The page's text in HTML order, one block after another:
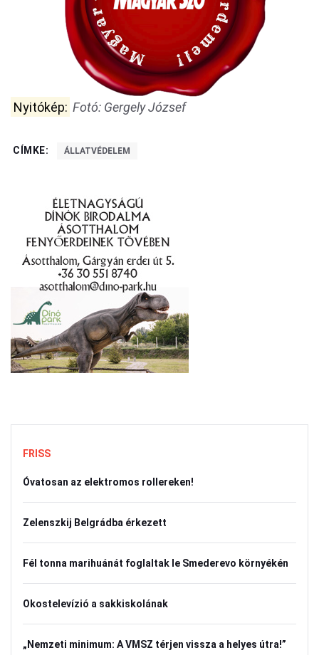
Nyitókép: Fotó: Gergely József
CÍMKE: ÁLLATVÉDELEM
FRISS
Óvatosan az elektromos rollereken!
Zelenszkij Belgrádba érkezett
Fél tonna marihuánát foglaltak le Smederevo környékén
Okostelevízió a sakkiskolának
„Nemzeti minimum: A VMSZ térjen vissza a helyes útra!”